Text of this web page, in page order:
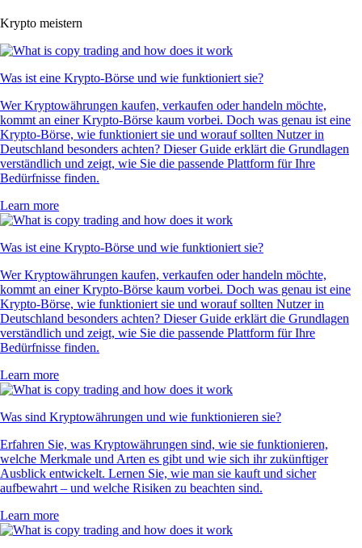
Krypto meistern
Was ist eine Krypto-Börse und wie funktioniert sie?
Wer Kryptowährungen kaufen, verkaufen oder handeln möchte,
kommt an einer Krypto-Börse kaum vorbei. Doch was genau ist eine
Krypto-Börse, wie funktioniert sie und worauf sollten Nutzer in
Deutschland besonders achten? Dieser Guide erklärt die Grundlagen
verständlich und zeigt, wie Sie die passende Plattform für Ihre
Bedürfnisse finden.
Learn more
Was ist eine Krypto-Börse und wie funktioniert sie?
Wer Kryptowährungen kaufen, verkaufen oder handeln möchte,
kommt an einer Krypto-Börse kaum vorbei. Doch was genau ist eine
Krypto-Börse, wie funktioniert sie und worauf sollten Nutzer in
Deutschland besonders achten? Dieser Guide erklärt die Grundlagen
verständlich und zeigt, wie Sie die passende Plattform für Ihre
Bedürfnisse finden.
Learn more
Was sind Kryptowährungen und wie funktionieren sie?
Erfahren Sie, was Kryptowährungen sind, wie sie funktionieren,
welche Merkmale und Arten es gibt und wie sich ihr zukünftiger
Ausblick entwickelt. Lernen Sie, wie man sie kauft und sicher
aufbewahrt – und welche Risiken zu beachten sind.
Learn more